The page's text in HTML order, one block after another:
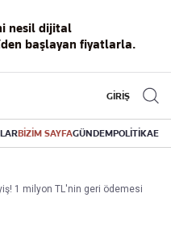
nesil dijital
başlayan fiyatlarla.
GİRİŞ
BİZİM SAYFAGÜNDEMPOLİTİKA
1 milyon TL'nin geri ödemesi